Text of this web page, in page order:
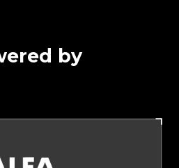
by